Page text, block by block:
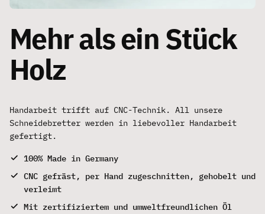
Mehr als ein Stück
Holz
Handarbeit trifft auf CNC-Technik. All unsere
Schneidebretter werden in liebevoller Handarbeit
gefertigt.
100% Made in Germany
CNC gefräst, per Hand zugeschnitten, gehobelt und
verleimt
Mit zertifiziertem und umweltfreundlichen Öl